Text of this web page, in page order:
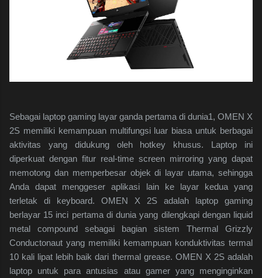
Sebagai laptop gaming layar ganda pertama di dunia1, OMEN X
2S memiliki kemampuan multifungsi luar biasa untuk berbagai
aktivitas yang didukung oleh hotkey khusus. Laptop ini
diperkuat dengan fitur real-time screen mirroring yang dapat
memotong dan memperbesar objek di layar utama, sehingga
Anda dapat menggeser aplikasi lain ke layar kedua yang
terletak di keyboard. OMEN X 2S adalah laptop gaming
berlayar 15 inci pertama di dunia yang dilengkapi dengan liquid
metal compound sebagai bagian sistem Thermal Grizzly
Conductonaut yang memiliki kemampuan konduktivitas termal
10 kali lipat lebih baik dari thermal grease. OMEN X 2S adalah
laptop untuk para antusias atau gamer yang menginginkan